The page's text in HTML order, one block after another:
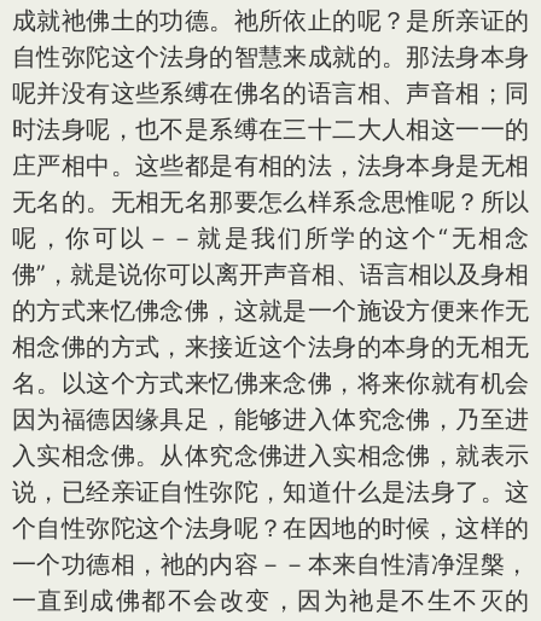
成就祂佛土的功德。祂所依止的呢？是所亲证的
自性弥陀这个法身的智慧来成就的。那法身本身
呢并没有这些系缚在佛名的语言相、声音相；同
时法身呢，也不是系缚在三十二大人相这一一的
庄严相中。这些都是有相的法，法身本身是无相
无名的。无相无名那要怎么样系念思惟呢？所以
呢，你可以－－就是我们所学的这个“无相念
佛”，就是说你可以离开声音相、语言相以及身相
的方式来忆佛念佛，这就是一个施设方便来作无
相念佛的方式，来接近这个法身的本身的无相无
名。以这个方式来忆佛来念佛，将来你就有机会
因为福德因缘具足，能够进入体究念佛，乃至进
入实相念佛。从体究念佛进入实相念佛，就表示
说，已经亲证自性弥陀，知道什么是法身了。这
个自性弥陀这个法身呢？在因地的时候，这样的
一个功德相，祂的内容－－本来自性清净涅槃，
一直到成佛都不会改变，因为祂是不生不灭的